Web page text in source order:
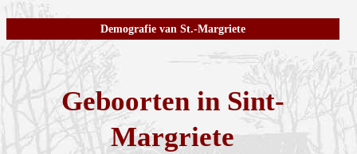
Demografie van St.-Margriete
Geboorten in Sint-
Margriete